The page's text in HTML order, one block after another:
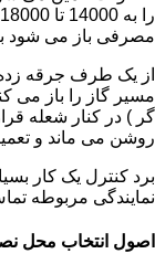
مصرفی باز می شود
از یک طرف جرقه
مسیر گاز را باز می
گر ) در کنار شعله
روشن می ماند و
برد کنترل یک کار
نمایندگی مربوطه
اصول انتخاب محل